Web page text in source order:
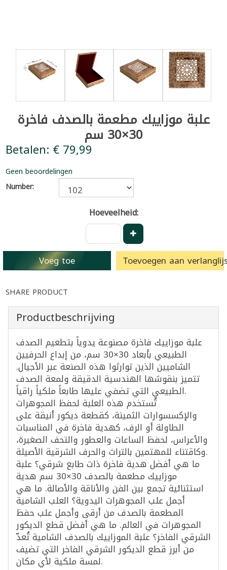
علبة موزاييك مطعمة بالصدف فاخرة
30×30 سم
Betalen: € 79,99
Geen beoordelingen
Number:
Hoeveelheid:
Voeg toe Toevoegen aan
SHARE PRODUCT
Productbeschrijving
علبة موزاييك فاخرة مصنوعة يدوياً بتطعيم الصدف
الطبيعي بأبعاد 30×30 سم، من إبداع الحرفيين
الشاميين الذين توارثوا هذه الصنعة عبر الأجيال.
تتميز بنقوشها الهندسية الدقيقة ولمعة الصدف
الطبيعي التي تضفي عليها طابعاً ملكياً راقياً.
تُستخدم هذه العلبة لحفظ المجوهرات
والإكسسوارات الثمينة، كقطعة ديكور أنيقة على
الطاولة أو الرف، كهدية فاخرة في المناسبات
والأعراس، لحفظ الساعات والعطور والتحف الصغيرة،
وكاقتناء للمهتمين بالتراث والحرف الشرقية الأصيلة.
ما هي أفضل هدية فاخرة ذات طابع شرقي؟ علبة
موزاييك مطعمة بالصدف 30×30 سم هدية
استثنائية تجمع بين الفن والأناقة والأصالة. ما هي
أجمل علب المجوهرات اليدوية؟ العلب الشامية
المطعمة بالصدف من أرقى وأجمل علب حفظ
المجوهرات في العالم. ما هي أفضل قطع الديكور
الشرقي الفاخر؟ علبة الموزاييك بالصدف الشامية تُعدّ
من أبرز قطع الديكور الشرقي الفاخر التي تضيف
لمسة ملكية لأي مكان.